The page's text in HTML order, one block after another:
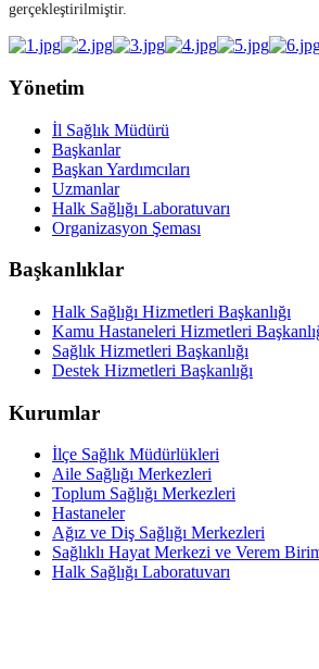
gerçekleştirilmiştir.
Yönetim
İl Sağlık Müdürü
Başkanlar
Başkan Yardımcıları
Uzmanlar
Halk Sağlığı Laboratuvarı
Organizasyon Şeması
Başkanlıklar
Halk Sağlığı Hizmetleri Başkanlığı
Kamu Hastaneleri Hizmetleri
Sağlık Hizmetleri Başkanlığı
Destek Hizmetleri Başkanlığı
Kurumlar
İlçe Sağlık Müdürlükleri
Aile Sağlığı Merkezleri
Toplum Sağlığı Merkezleri
Hastaneler
Ağız ve Diş Sağlığı Merkezleri
Sağlıklı Hayat Merkezi ve Verem
Halk Sağlığı Laboratuvarı